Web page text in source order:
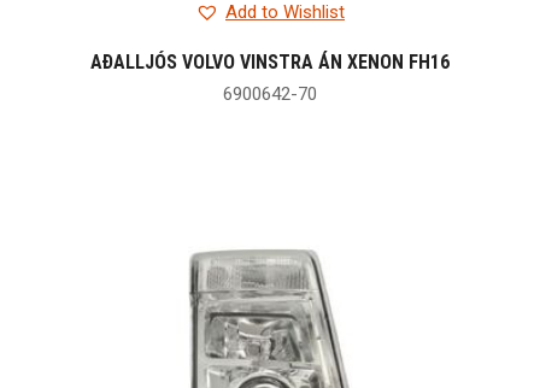
Add to Wishlist
AÐALLJÓS VOLVO VINSTRA ÁN XENON FH16
6900642-70